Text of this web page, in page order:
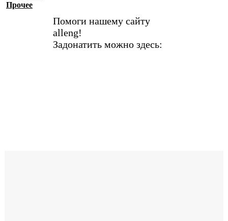
Прочее
Помоги нашему сайту
alleng!
Задонатить можно здесь: